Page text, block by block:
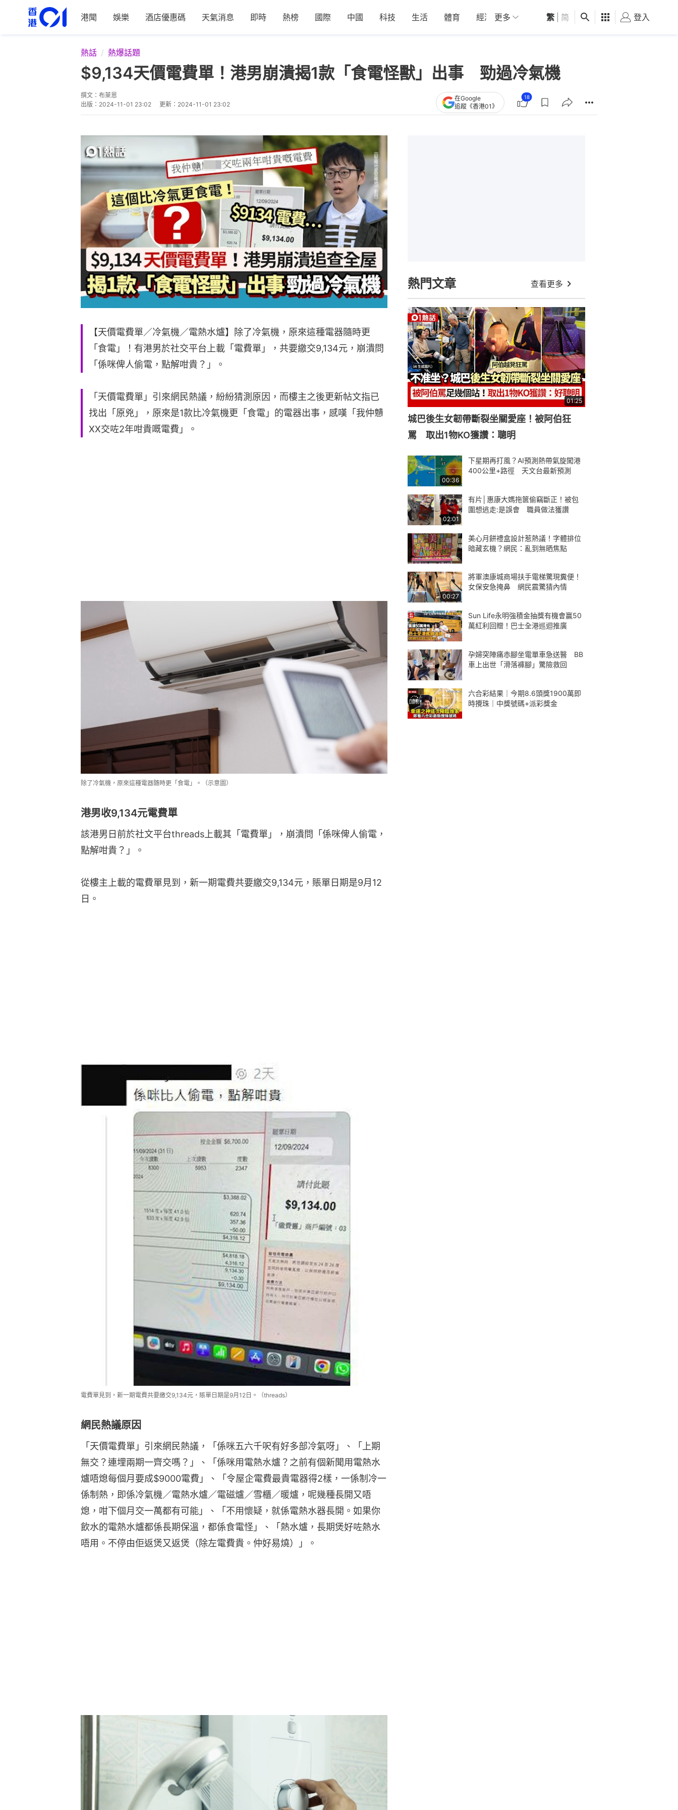
港聞 娛樂 酒店優惠碼 天氣消息 即時 熱榜 國際 中國 科技 生活 體育 經濟 01深圳 觀點 健康 好食玩飛
更多 繁 简 登入
熱話 熱爆話題
$9,134天價電費單！港男崩潰揭1款「食電怪獸」出事 勁過冷氣機
撰文： 布萊恩
出版： 2024-11-01 23:02 更新： 2024-11-01 23:02
在Google
追蹤《香港01》
18
【天價電費單／冷氣機／電熱水爐】除了冷氣機，原來這種電器隨時更
「食電」！有港男於社交平台上載「電費單」，共要繳交9,134元，崩潰問
「係咪俾人偷電，點解咁貴？」。
「天價電費單」引來網民熱議，紛紛猜測原因，而樓主之後更新帖文指已
找出「原兇」，原來是1款比冷氣機更「食電」的電器出事，感嘆「我仲戇
XX交咗2年咁貴嘅電費」。
除了冷氣機，原來這種電器隨時更「食電」。（示意圖）
港男收9,134元電費單
該港男日前於社文平台threads上載其「電費單」，崩潰問「係咪俾人偷電，
點解咁貴？」。
從樓主上載的電費單見到，新一期電費共要繳交9,134元，賬單日期是9月12
日。
電費單見到，新一期電費共要繳交9,134元，賬單日期是9月12日。（threads）
網民熱議原因
「天價電費單」引來網民熱議，「係咪五六千呎有好多部冷氣呀」、「上期
無交？連埋兩期一齊交嗎？」、「係咪用電熱水爐？之前有個新聞用電熱水
爐唔熄每個月要成$9000電費」、「令屋企電費最貴電器得2樣，一係制冷一
係制熱，即係冷氣機／電熱水爐／電磁爐／雪櫃／暖爐，呢幾種長開又唔
熄，咁下個月交一萬都有可能」、「不用懷疑，就係電熱水器長開。如果你
飲水的電熱水爐都係長期保溫，都係食電怪」、「熱水爐，長期煲好咗熱水
唔用。不停由佢返煲又返煲（除左電費貴。仲好易燒）」。
熱門文章 查看更多
01:25
城巴後生女韌帶斷裂坐關愛座！被阿伯狂
罵 取出1物KO獲讚：聰明
00:36
下星期再打風？AI預測熱帶氣旋闖港
400公里+路徑 天文台最新預測
02:01
有片│惠康大媽拖篋偷竊斷正！被包
圍想逃走:是誤會 職員做法獲讚
美心月餅禮盒設計惹熱議！字體排位
暗藏玄機？網民：亂到無晒焦點
00:27
將軍澳康城商場扶手電梯驚現糞便！
女保安急掩鼻 網民震驚猜內情
Sun Life永明強積金抽獎有機會贏50
萬紅利回贈！巴士全港巡迴推廣
孕婦突陣痛赤腳坐電單車急送醫 BB
車上出世「滑落褲腳」驚險救回
六合彩結果｜今期8.6頭獎1900萬即
時攪珠｜中獎號碼+派彩獎金